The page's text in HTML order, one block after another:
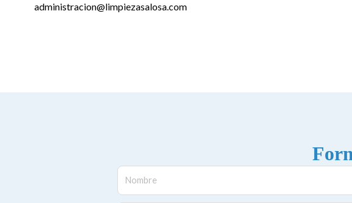
administracion@limpiezasalosa.com
Nombre